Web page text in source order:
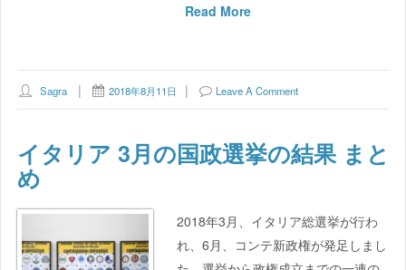
Read More
Sagra 2018年8月11日 Leave A Comment
イタリア 3月の国政選挙の結果 まと
め
2018年3月、イタリア総選挙が行わ
れ、6月、コンテ新政権が発足しまし